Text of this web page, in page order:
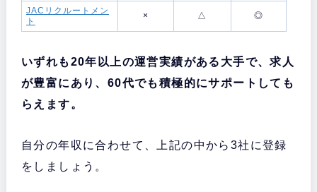
JACリクルートメン
ト
× △ ◎
いずれも20年以上の運営実績がある大手で、求人
が豊富にあり、60代でも積極的にサポートしても
らえます。
自分の年収に合わせて、上記の中から3社に登録
をしましょう。